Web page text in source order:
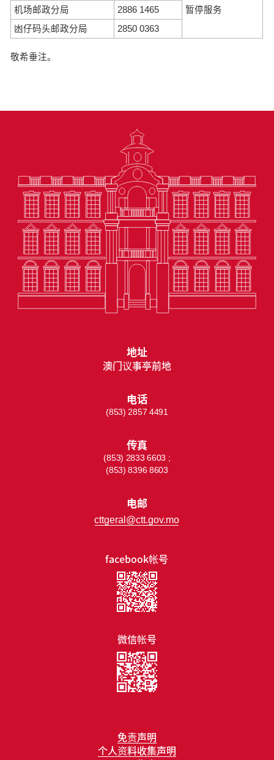
暂停服务
机场邮政分局
2886 1465
凼仔码头邮政分局
2850 0363
敬希垂注。
免责声明
个人资料收集声明
facebook帐号
微信帐号
地址
澳门议事亭前地
电话
(853) 2857 4491
传真
(853) 2833 6603 ;
(853) 8396 8603
电邮
cttgeral@ctt.gov.mo